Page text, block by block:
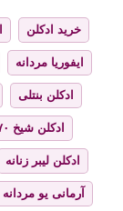
خرید ادکلن
ایفوریا مردانه
ادکلن بنتلی
ادکلن شیخ ۷۰
ادکلن لیبر زنانه
آرمانی یو مردانه